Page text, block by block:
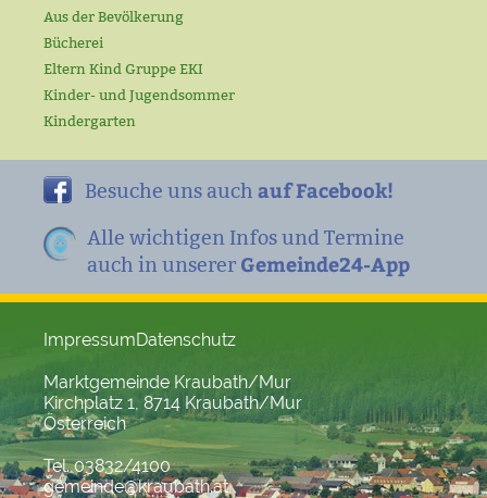
Aus der Bevölkerung
Bücherei
Eltern Kind Gruppe EKI
Kinder- und Jugendsommer
Kindergarten
Besuche uns auch auf Facebook!
Alle wichtigen Infos und Termine
auch in unserer Gemeinde24-App
ImpressumDatenschutz
Marktgemeinde Kraubath/Mur
Kirchplatz 1, 8714 Kraubath/Mur
Österreich
Tel. 03832/4100
gemeinde@kraubath.at